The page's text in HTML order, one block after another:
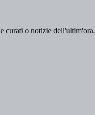
curati o notizie dell'ultim'ora.